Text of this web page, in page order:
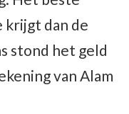
krijgt dan de
stond het geld
van Alam